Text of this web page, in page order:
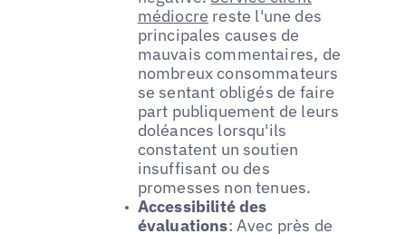
médiocre reste l'une des
principales causes de
mauvais commentaires, de
nombreux consommateurs
se sentant obligés de faire
part publiquement de leurs
doléances lorsqu'ils
constatent un soutien
insuffisant ou des
promesses non tenues.
Accessibilité des
évaluations: Avec près de